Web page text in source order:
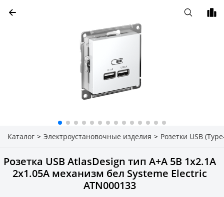
Каталог > Электроустановочные изделия > Розетки USB
Розетка USB AtlasDesign тип A+A 5В 1х2.1А
2х1.05А механизм бел Systeme Electric
ATN000133